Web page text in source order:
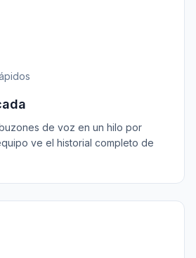
de voz en un hilo por
ve el historial completo de